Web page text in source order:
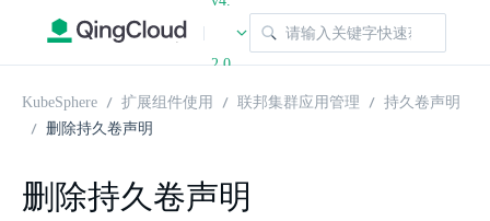
|
2.0
KubeSphere 扩展组件使用 联邦集群应用管理
持久卷声明
删除持久卷声明
删除持久卷声明